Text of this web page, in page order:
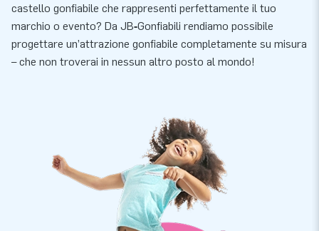
castello gonfiabile che rappresenti perfettamente il tuo
marchio o evento? Da JB‑Gonfiabili rendiamo possibile
progettare un’attrazione gonfiabile completamente su misura
– che non troverai in nessun altro posto al mondo!